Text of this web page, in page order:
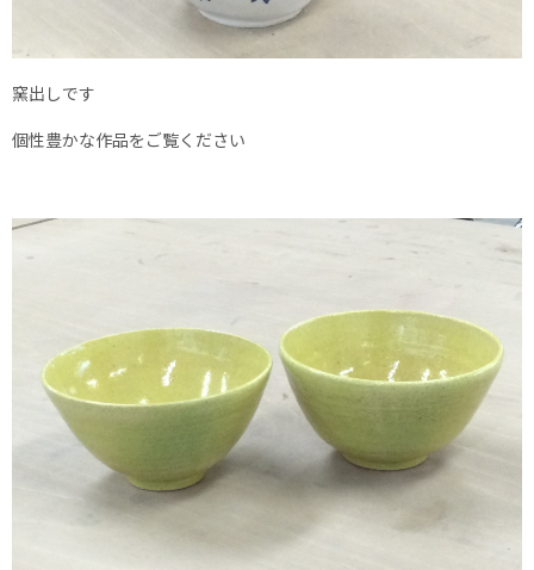
窯出しです
個性豊かな作品をご覧ください